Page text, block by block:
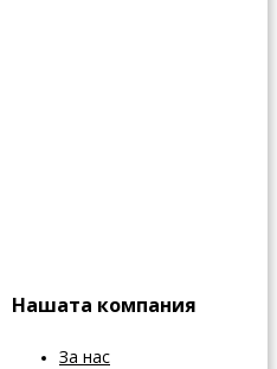
Нашата компания
За нас